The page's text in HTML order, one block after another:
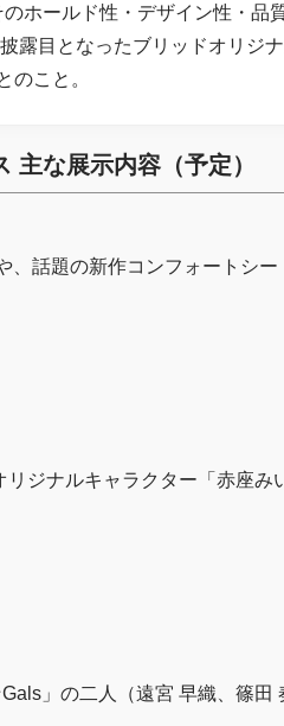
ホールド性・デザイン性・品
露目となったブリッドオリジ
のこと。
な展示内容（予定）
、話題の新作コンフォートシ
ジナルキャラクター「赤座み
」の二人（遠宮 早織、篠田